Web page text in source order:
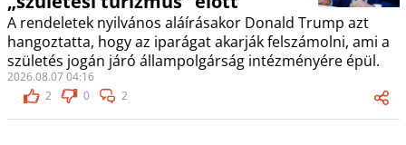
A rendeletek nyilvános aláírásakor Donald Trump azt
hangoztatta, hogy az iparágat akarják felszámolni, ami a
születés jogán járó állampolgárság intézményére épül.
2026.08.07 04:16
2
0 2